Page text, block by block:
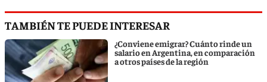
TAMBIÉN TE PUEDE INTERESAR
¿Conviene emigrar? Cuánto rinde un
salario en Argentina, en comparación
a otros países de la región